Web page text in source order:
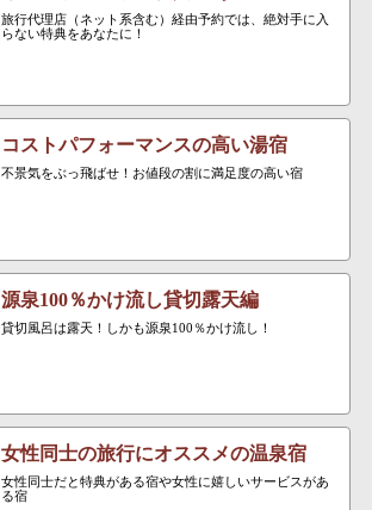
旅行代理店（ネット系含む）経由予約では、絶対手に入
らない特典をあなたに！
コストパフォーマンスの高い湯宿
不景気をぶっ飛ばせ！お値段の割に満足度の高い宿
源泉100％かけ流し貸切露天編
貸切風呂は露天！しかも源泉100％かけ流し！
女性同士の旅行にオススメの温泉宿
女性同士だと特典がある宿や女性に嬉しいサービスがあ
る宿